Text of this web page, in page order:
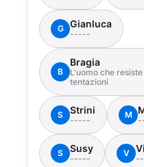
G Gianluca
-----
B
Bragia
L'uomo che
tentazioni
S Strini
----- M
S Susy
----- V